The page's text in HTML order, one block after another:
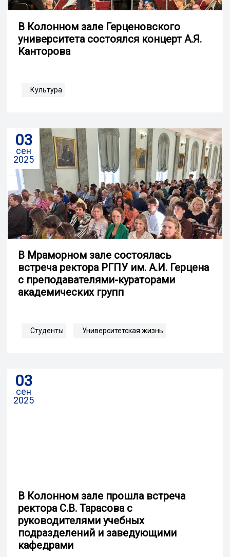
В Колонном зале Герценовского
университета состоялся концерт А.Я.
Канторова
Культура
03
сен
2025
В Мраморном зале состоялась
встреча ректора РГПУ им. А.И. Герцена
с преподавателями-кураторами
академических групп
Студенты Университетская жизнь
03
сен
2025
В Колонном зале прошла встреча
ректора С.В. Тарасова с
руководителями учебных
подразделений и заведующими
кафедрами